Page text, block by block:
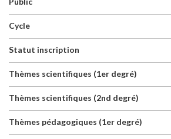
Cycle
Statut inscription
Thèmes scientifiques (1er degré)
Thèmes scientifiques (2nd degré)
Thèmes pédagogiques (1er degré)